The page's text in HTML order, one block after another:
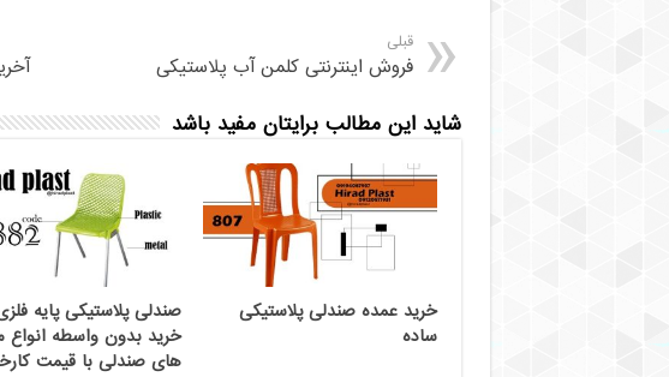
قبلی
فروش اینترنتی کلمن آب پلاستیکی
شاید این مطالب برایتان مفید باشد
خرید عمده صندلی پلاستیکی
ساده
صندلی پلاستیکی پایه
خرید بدون واسطه انواع
های صندلی با قیمت